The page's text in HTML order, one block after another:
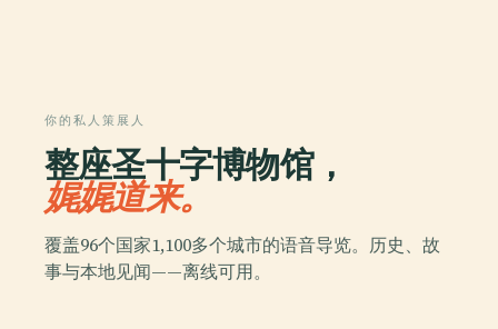
你的私人策展人
整座圣十字博物馆，
娓娓道来。
覆盖96个国家1,100多个城市的语音导览。历史、故
事与本地见闻——离线可用。